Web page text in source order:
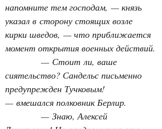
напомните тем господам, — князь
указал в сторону стоящих возле
кирки шведов, — что приближается
момент открытия военных действий.
— Стоит ли, ваше
сиятельство? Сандельс письменно
предупрежден Тучковым!
— вмешался полковник Берлир.
— Знаю, Алексей